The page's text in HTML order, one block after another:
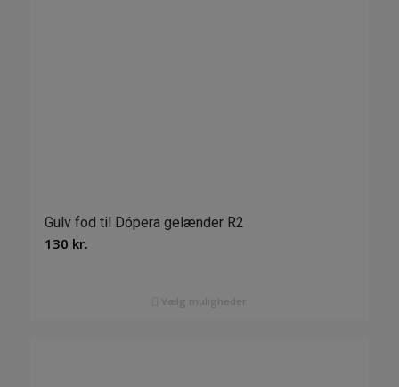
Gulv fod til Dópera gelænder R2
130 kr.
Vælg muligheder